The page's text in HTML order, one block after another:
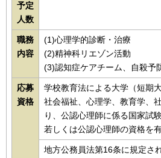
予定
人数
職務
内容
(1)心理学的診断・治療
(2)精神科リエゾン活動
(3)認知症ケアチーム、自殺予
応募
資格
学校教育法による大学（短期
社会福祉、心理学、教育学、
り、公認心理師に係る国家試
若しくは公認心理師の資格を
地方公務員法第16条に規定さ